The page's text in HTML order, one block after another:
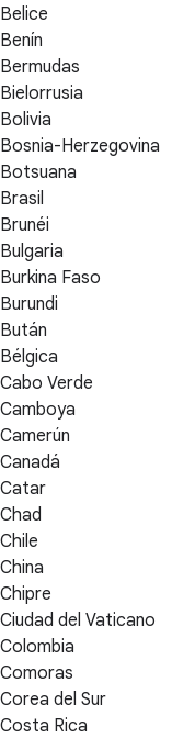
Belice
Benín
Bermudas
Bielorrusia
Bolivia
Bosnia-Herzegovina
Botsuana
Brasil
Brunéi
Bulgaria
Burkina Faso
Burundi
Bután
Bélgica
Cabo Verde
Camboya
Camerún
Canadá
Catar
Chad
Chile
China
Chipre
Ciudad del Vaticano
Colombia
Comoras
Corea del Sur
Costa Rica